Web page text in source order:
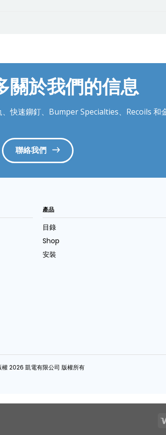
關於我們的信息
快速鉚釘、Bumper Specialties、Recoils 和
聯絡我們
產品
目錄
Shop
安裝
2026 凱電有限公司 版權所有